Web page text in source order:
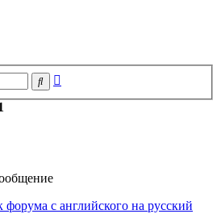
Поиск
форума с английского на русский